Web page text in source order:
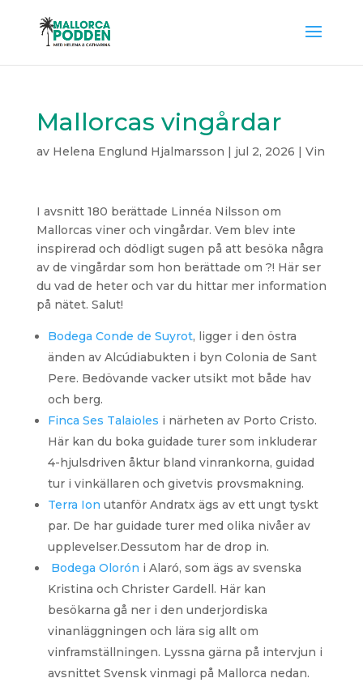
Mallorcas vingårdar
av Helena Englund Hjalmarsson | jul 2, 2026 | Vin
I avsnitt 180 berättade Linnéa Nilsson om
Mallorcas viner och vingårdar. Vem blev inte
inspirerad och dödligt sugen på att besöka några
av de vingårdar som hon berättade om ?! Här ser
du vad de heter och var du hittar mer information
på nätet. Salut!
Bodega Conde de Suyrot, ligger i den östra
änden av Alcúdiabukten i byn Colonia de Sant
Pere. Bedövande vacker utsikt mot både hav
och berg.
Finca Ses Talaioles i närheten av Porto Cristo.
Här kan du boka guidade turer som inkluderar
4-hjulsdriven åktur bland vinrankorna, guidad
tur i vinkällaren och givetvis provsmakning.
Terra Ion utanför Andratx ägs av ett ungt tyskt
par. De har guidade turer med olika nivåer av
upplevelser.Dessutom har de drop in.
Bodega Olorón i Alaró, som ägs av svenska
Kristina och Christer Gardell. Här kan
besökarna gå ner i den underjordiska
vinanläggningen och lära sig allt om
vinframställningen. Lyssna gärna på intervjun i
avsnittet Svensk vinmagi på Mallorca nedan.